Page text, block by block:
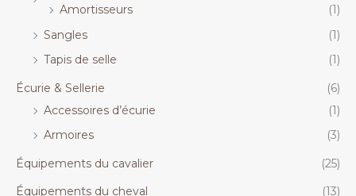
Amortisseurs
(1)
Sangles
(1)
Tapis de selle
(1)
Écurie & Sellerie
(6)
Accessoires d’écurie
(1)
Armoires
(3)
Équipements du cavalier
(25)
Équipements du cheval
(13)